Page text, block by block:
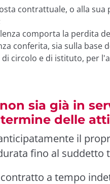
contrattuale, o alla sua
comporta la perdita
conferita, sia sulla base
circolo e di istituto, per
sia già in
delle
il
fino al suddetto
a tempo